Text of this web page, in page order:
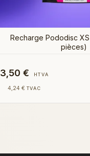
6,00 € HTVA
7,26 € TVAC